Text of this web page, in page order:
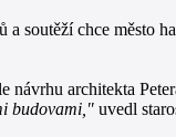
soutěží chce město
návrhu architekta
budovami," uvedl